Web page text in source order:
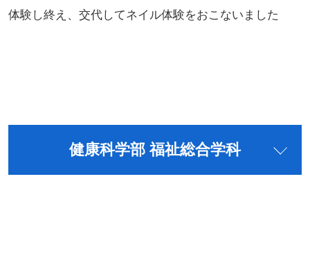
体験し終え、交代してネイル体験をおこないました
健康科学部 福祉総合学科